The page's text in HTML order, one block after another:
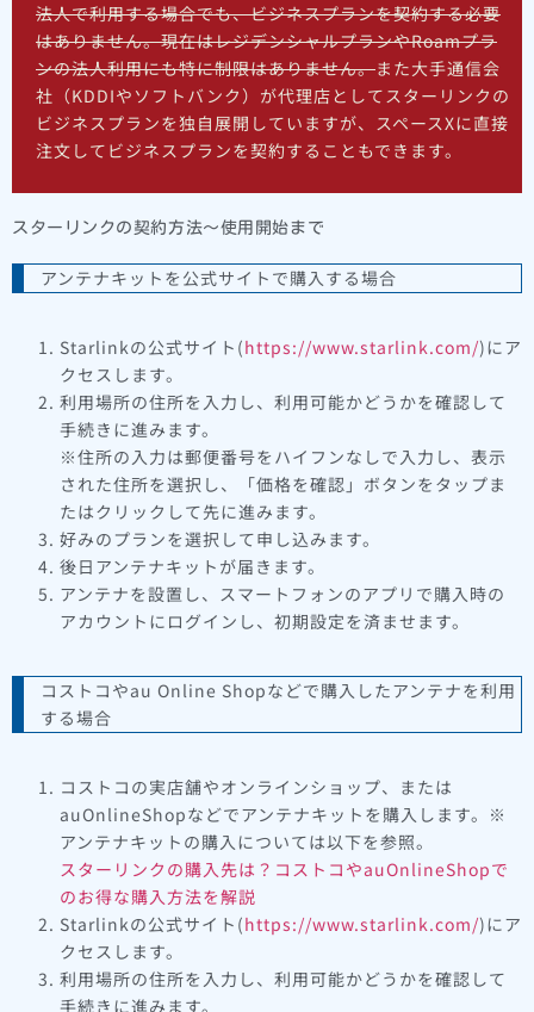
法人で利用する場合でも、ビジネスプランを契約する必要
はありません。現在はレジデンシャルプランやRoamプラ
ンの法人利用にも特に制限はありません。また大手通信会
社（KDDIやソフトバンク）が代理店としてスターリンクの
ビジネスプランを独自展開していますが、スペースXに直接
注文してビジネスプランを契約することもできます。
スターリンクの契約方法～使用開始まで
アンテナキットを公式サイトで購入する場合
Starlinkの公式サイト(https://www.starlink.com/)にア
クセスします。
利用場所の住所を入力し、利用可能かどうかを確認して
手続きに進みます。
※住所の入力は郵便番号をハイフンなしで入力し、表示
された住所を選択し、「価格を確認」ボタンをタップま
たはクリックして先に進みます。
好みのプランを選択して申し込みます。
後日アンテナキットが届きます。
アンテナを設置し、スマートフォンのアプリで購入時の
アカウントにログインし、初期設定を済ませます。
コストコやau Online Shopなどで購入したアンテナを利用
する場合
コストコの実店舗やオンラインショップ、または
auOnlineShopなどでアンテナキットを購入します。※
アンテナキットの購入については以下を参照。
スターリンクの購入先は？コストコやauOnlineShopで
のお得な購入方法を解説
Starlinkの公式サイト(https://www.starlink.com/)にア
クセスします。
利用場所の住所を入力し、利用可能かどうかを確認して
手続きに進みます。